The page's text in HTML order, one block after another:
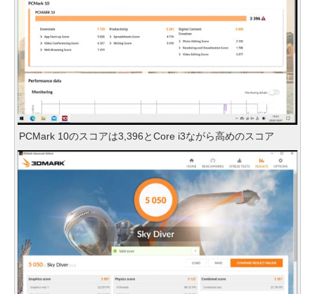
PCMark 10のスコアは3,396とCore i3ながら高めのスコア